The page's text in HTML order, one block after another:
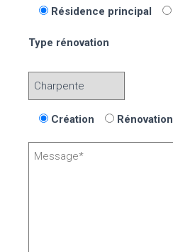
Résidence principal
Type rénovation
Création Rénovation